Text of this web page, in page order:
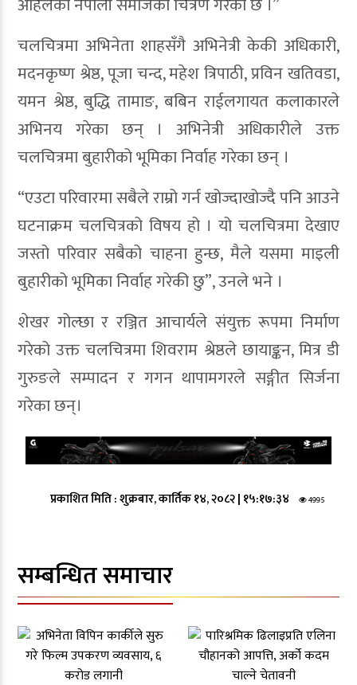
चलचित्रमा अभिनेता शाहसँगै अभिनेत्री केकी अधिकारी,
मदनकृष्ण श्रेष्ठ, पूजा चन्द, महेश त्रिपाठी, प्रविन खतिवडा,
यमन श्रेष्ठ, बुद्धि तामाङ, बबिन राईलगायत कलाकारले
अभिनय गरेका छन् । अभिनेत्री अधिकारीले उक्त
चलचित्रमा बुहारीको भूमिका निर्वाह गरेका छन् ।
“एउटा परिवारमा सबैले राम्रो गर्न खोज्दाखोज्दै पनि आउने
घटनाक्रम चलचित्रको विषय हो । यो चलचित्रमा देखाए
जस्तो परिवार सबैको चाहना हुन्छ, मैले यसमा माइली
बुहारीको भूमिका निर्वाह गरेकी छु”, उनले भने ।
शेखर गोल्छा र रञ्जित आचार्यले संयुक्त रूपमा निर्माण
गरेको उक्त चलचित्रमा शिवराम श्रेष्ठले छायाङ्कन, मित्र डी
गुरुङले सम्पादन र गगन थापामगरले सङ्गीत सिर्जना
गरेका छन्।
प्रकाशित मिति :शुक्रबार, कार्तिक १४, २०८२| १५:१७:३४ 4995
सम्बन्धित समाचार